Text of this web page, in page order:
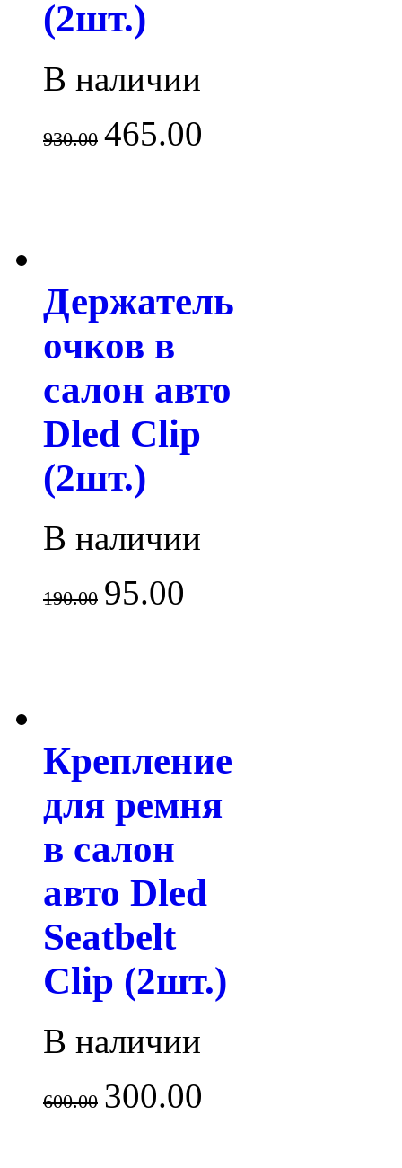
(2шт.)
В наличии
930.00 465.00
Держатель
очков в
салон авто
Dled Clip
(2шт.)
В наличии
190.00 95.00
Крепление
для ремня
в салон
авто Dled
Seatbelt
Clip (2шт.)
В наличии
600.00 300.00